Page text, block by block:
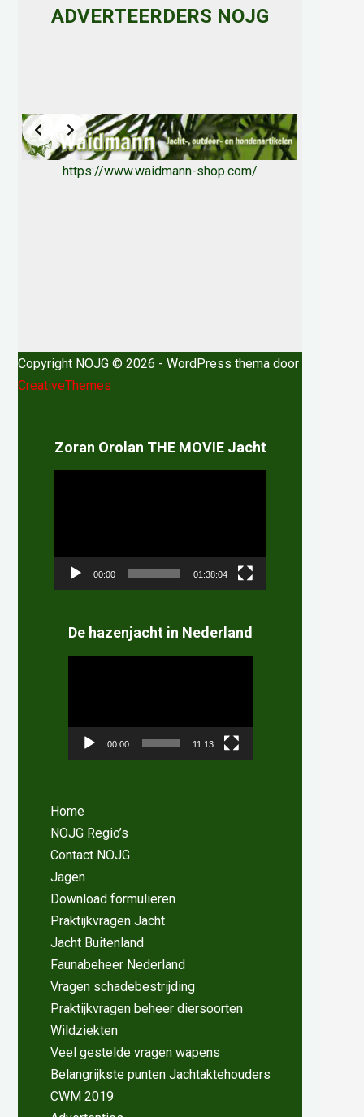
ADVERTEERDERS NOJG
https://www.waidmann-shop.com/
Copyright NOJG © 2026 - WordPress thema door
CreativeThemes
Zoran Orolan THE MOVIE Jacht
00:00 01:38:04
De hazenjacht in Nederland
00:00 11:13
Home
NOJG Regio’s
Contact NOJG
Jagen
Download formulieren
Praktijkvragen Jacht
Jacht Buitenland
Faunabeheer Nederland
Vragen schadebestrijding
Praktijkvragen beheer diersoorten
Wildziekten
Veel gestelde vragen wapens
Belangrijkste punten Jachtaktehouders
CWM 2019